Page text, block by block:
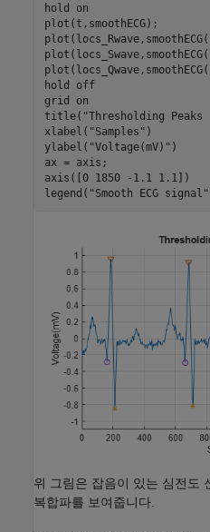
hold
on
plot(t,smoothECG);
hold
off
grid
on
title( "Thresholding
xlabel( "Samples" )
ylabel( "Voltage(mV)" )
ax = axis;
axis([0 1850 -1.1 1.1])
legend( "Smooth ECG signal"
위 그림은 잡음이 있는 심전도
복합파를 보여줍니다.